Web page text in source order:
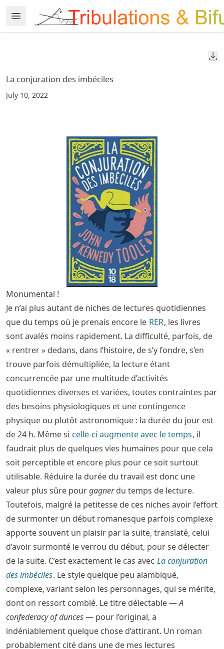
to
article
to
content
Open Menu
Made with MyST
La conjuration des imbéciles
July 10, 2022
Monumental !
Je n’ai plus autant de niches de lectures quotidiennes
que du temps où je prenais encore le RER, les livres
sont avalés moins rapidement. La difficulté, parfois, de
« rentrer » dedans, dans l’histoire, de s’y fondre, s’en
trouve parfois démultipliée, la lecture étant
concurrencée par une multitude d’activités
quotidiennes diverses et variées, toutes contraintes par
des besoins physiologiques et une contingence
physique ou plutôt astronomique : la durée du jour est
de 24 h. Même si celle-ci augmente avec le temps, il
faudrait plus de quelques vies humaines pour que cela
soit perceptible et encore plus pour ce soit surtout
utilisable. Réduire la durée du travail est donc une
valeur plus sûre pourgagnerdu temps de lecture.
Toutefois, malgré la petitesse de ces niches avoir l’effort
de surmonter un début romanesque parfois complexe
apporte souvent un plaisir par la suite, translaté, celui
d’avoir surmonté le verrou du début, pour se délecter
de la suite. C’est exactement le cas avec La conjuration
des imbéciles. Le style quelque peu alambiqué,
complexe, variant selon les personnages, qui se mérite,
dont on ressort comblé. Le titre délectable —A
confederacy of dunces— pour l’original, a
indéniablement quelque chose d’attirant. Un roman
probablement cité dans une de mes lectures